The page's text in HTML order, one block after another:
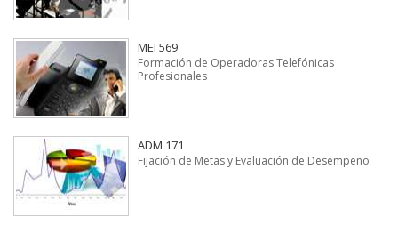
MEI 569
Formación de Operadoras Telefónicas
Profesionales
ADM 171
Fijación de Metas y Evaluación de Desempeño